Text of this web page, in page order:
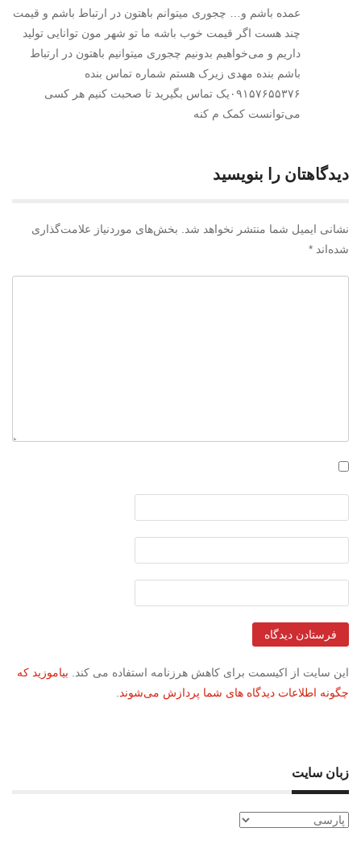
عمده باشم و… چجوری میتوانم باهتون در ارتباط باشم و قیمت
چند هست اگر قیمت خوب باشه ما تو شهر مون توانایی تولید
داریم و می‌خواهیم بدونیم چجوری میتوانیم باهتون در ارتباط
باشم بنده مهدی زیرک هستم شماره تماس بنده
۰۹۱۵۷۶۵۵۳۷۶یک تماس بگیرید تا صحبت کنیم هر کسی
می‌توانست کمک م کنه
دیدگاهتان را بنویسید
نشانی ایمیل شما منتشر نخواهد شد.
بخش‌های موردنیاز علامت‌گذاری
شده‌اند *
این سایت از اکیسمت برای کاهش هرزنامه استفاده می کند. بیاموزید که
چگونه اطلاعات دیدگاه های شما پردازش می‌شوند
زبان سایت